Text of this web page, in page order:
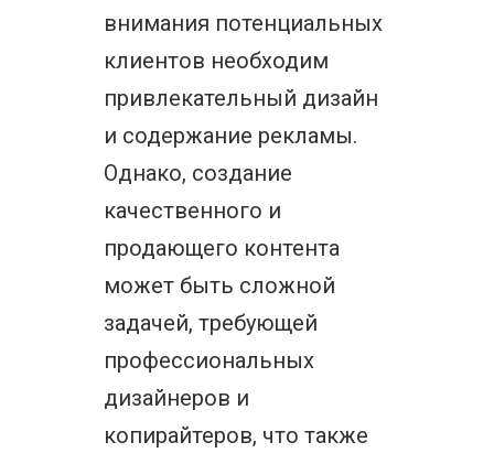
внимания потенциальных
клиентов необходим
привлекательный дизайн
и содержание рекламы.
Однако, создание
качественного и
продающего контента
может быть сложной
задачей, требующей
профессиональных
дизайнеров и
копирайтеров, что также